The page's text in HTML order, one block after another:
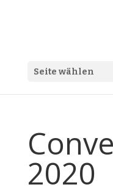
Seite wählen
2020